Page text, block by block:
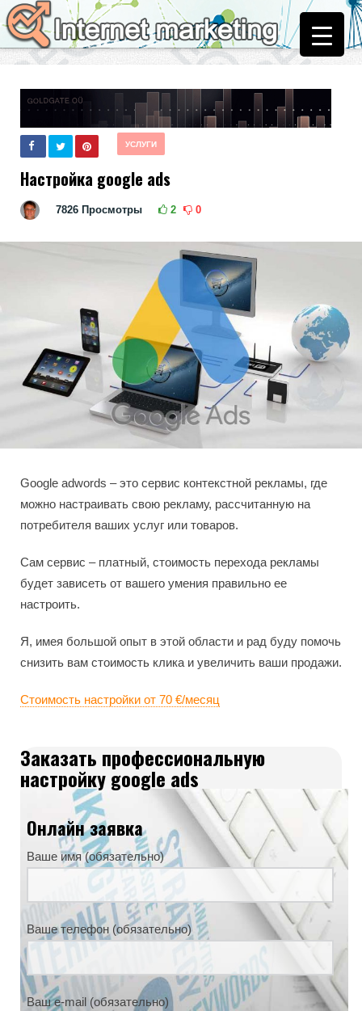
УСЛУГИ
Настройка google ads
7826 Просмотры 2 0
Google adwords – это сервис контекстной рекламы, где
можно настраивать свою рекламу, рассчитанную на
потребителя ваших услуг или товаров.
Сам сервис – платный, стоимость перехода рекламы
будет зависеть от вашего умения правильно ее
настроить.
Я, имея большой опыт в этой области и рад буду помочь
снизить вам стоимость клика и увеличить ваши продажи.
Стоимость настройки от 70 €/месяц
Заказать профессиональную
настройку google ads
Онлайн заявка
Ваше имя (обязательно)
Ваше телефон (обязательно)
Ваш e-mail (обязательно)